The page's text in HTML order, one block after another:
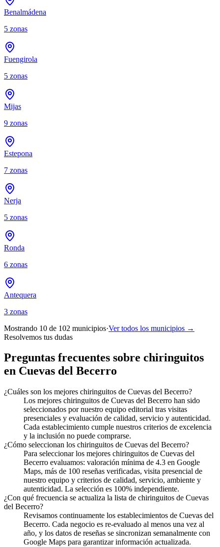
Benalmádena
5 zonas
Fuengirola
5 zonas
Mijas
9 zonas
Estepona
7 zonas
Nerja
5 zonas
Ronda
6 zonas
Antequera
3 zonas
Mostrando 10 de 102 municipios·Ver todos los municipios →
Resolvemos tus dudas
Preguntas frecuentes sobre chiringuitos
en Cuevas del Becerro
¿Cuáles son los mejores chiringuitos de Cuevas del Becerro?
Los mejores chiringuitos de Cuevas del Becerro han sido
seleccionados por nuestro equipo editorial tras visitas
presenciales y evaluación de calidad, servicio y autenticidad.
Cada establecimiento cumple nuestros criterios de excelencia
y la inclusión no puede comprarse.
¿Cómo seleccionan los chiringuitos de Cuevas del Becerro?
Para seleccionar los mejores chiringuitos de Cuevas del
Becerro evaluamos: valoración mínima de 4.3 en Google
Maps, más de 100 reseñas verificadas, visita presencial de
nuestro equipo y criterios de calidad, servicio, ambiente y
autenticidad. La selección es 100% independiente.
¿Con qué frecuencia se actualiza la lista de chiringuitos de Cuevas
del Becerro?
Revisamos continuamente los establecimientos de Cuevas del
Becerro. Cada negocio es re-evaluado al menos una vez al
año, y los datos de reseñas se sincronizan semanalmente con
Google Maps para garantizar información actualizada.